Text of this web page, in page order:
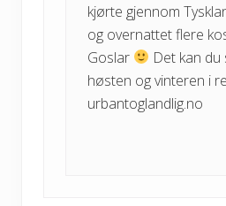
kjørte gjennom
og overnattet flere
Goslar
Det kan
høsten og vinteren i
urbantoglandlig.no